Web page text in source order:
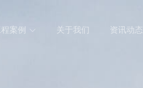
案例 关于我们 资讯动态